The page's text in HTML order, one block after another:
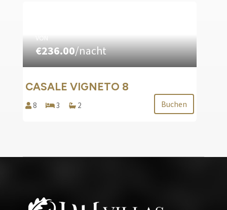
VON
€236.00/nacht
CASALE VIGNETO 8
8 3 2 Buchen